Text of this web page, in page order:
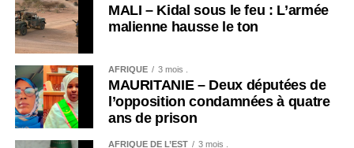
MALI – Kidal sous le feu : L’armée
malienne hausse le ton
AFRIQUE 3 mois .
MAURITANIE – Deux députées de
l’opposition condamnées à quatre
ans de prison
AFRIQUE DE L’EST 3 mois .